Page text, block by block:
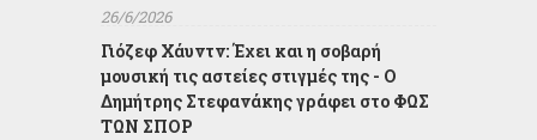
26/6/2026
Γιόζεφ Χάυντν: Έχει και η σοβαρή
μουσική τις αστείες στιγμές της - Ο
Δημήτρης Στεφανάκης γράφει στο ΦΩΣ
ΤΩΝ ΣΠΟΡ